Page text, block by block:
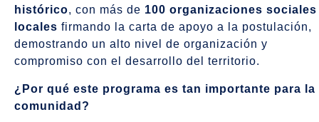
histórico, con más de 100 organizaciones sociales
locales firmando la carta de apoyo a la postulación,
demostrando un alto nivel de organización y
compromiso con el desarrollo del territorio.
¿Por qué este programa es tan importante para la
comunidad?